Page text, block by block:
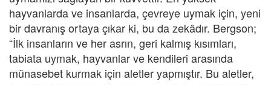
hayvanlarda ve insanlarda, çevreye uymak için, yeni
bir davranış ortaya çıkar ki, bu da zekâdır. Bergson;
“İlk insanların ve her asrın, geri kalmış kısımları,
tabiata uymak, hayvanlar ve kendileri arasında
münasebet kurmak için aletler yapmıştır. Bu aletler,